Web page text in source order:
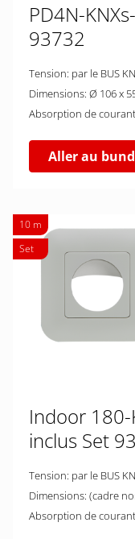
PD4N-
93732
Tension: par le BUS
Dimensions: Ø
Aller au
10 m
Set
Indoor 180-
inclus Set
Tension: par le BUS
Dimensions: